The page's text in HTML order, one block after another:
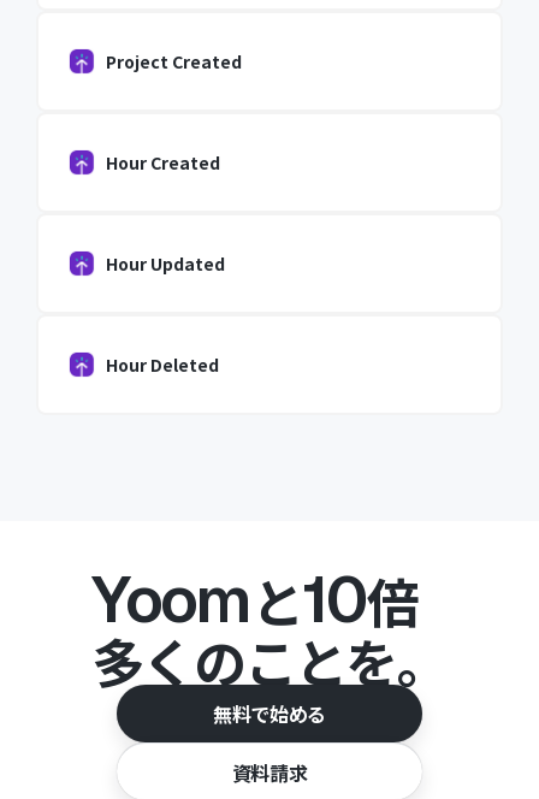
Project Created
Hour Created
Hour Updated
Hour Deleted
Yoomと10倍
多くのことを。
無料で始める
資料請求